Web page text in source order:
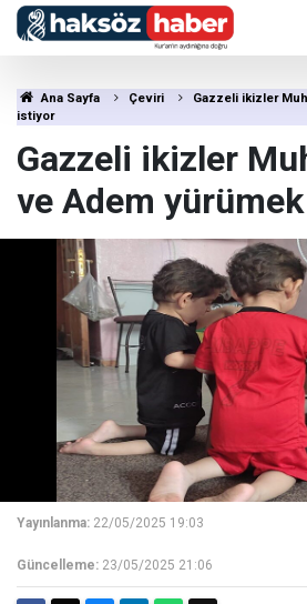
Ana Sayfa Çeviri
Gazzeli ikizler
istiyor
Gazzeli ikizler
ve Adem
Yayınlanma: 22/05/2025 19:03
Güncelleme: 23/05/2025 21:06